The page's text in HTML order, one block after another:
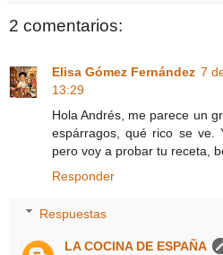
2 comentarios:
Elisa Gómez Fernández 7
13:29
Hola Andrés, me parece un
espárragos, qué rico se ve.
pero voy a probar tu receta,
Responder
Respuestas
LA COCINA DE ESPAÑA